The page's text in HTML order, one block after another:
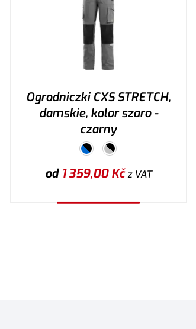
Ogrodniczki CXS STRETCH,
damskie, kolor szaro -
czarny
od 1 359,00Kčz VAT